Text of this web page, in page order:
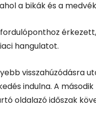
a bikák és a
hangulatot.
visszahúzódásra
indulna. A második
oldalazó időszak